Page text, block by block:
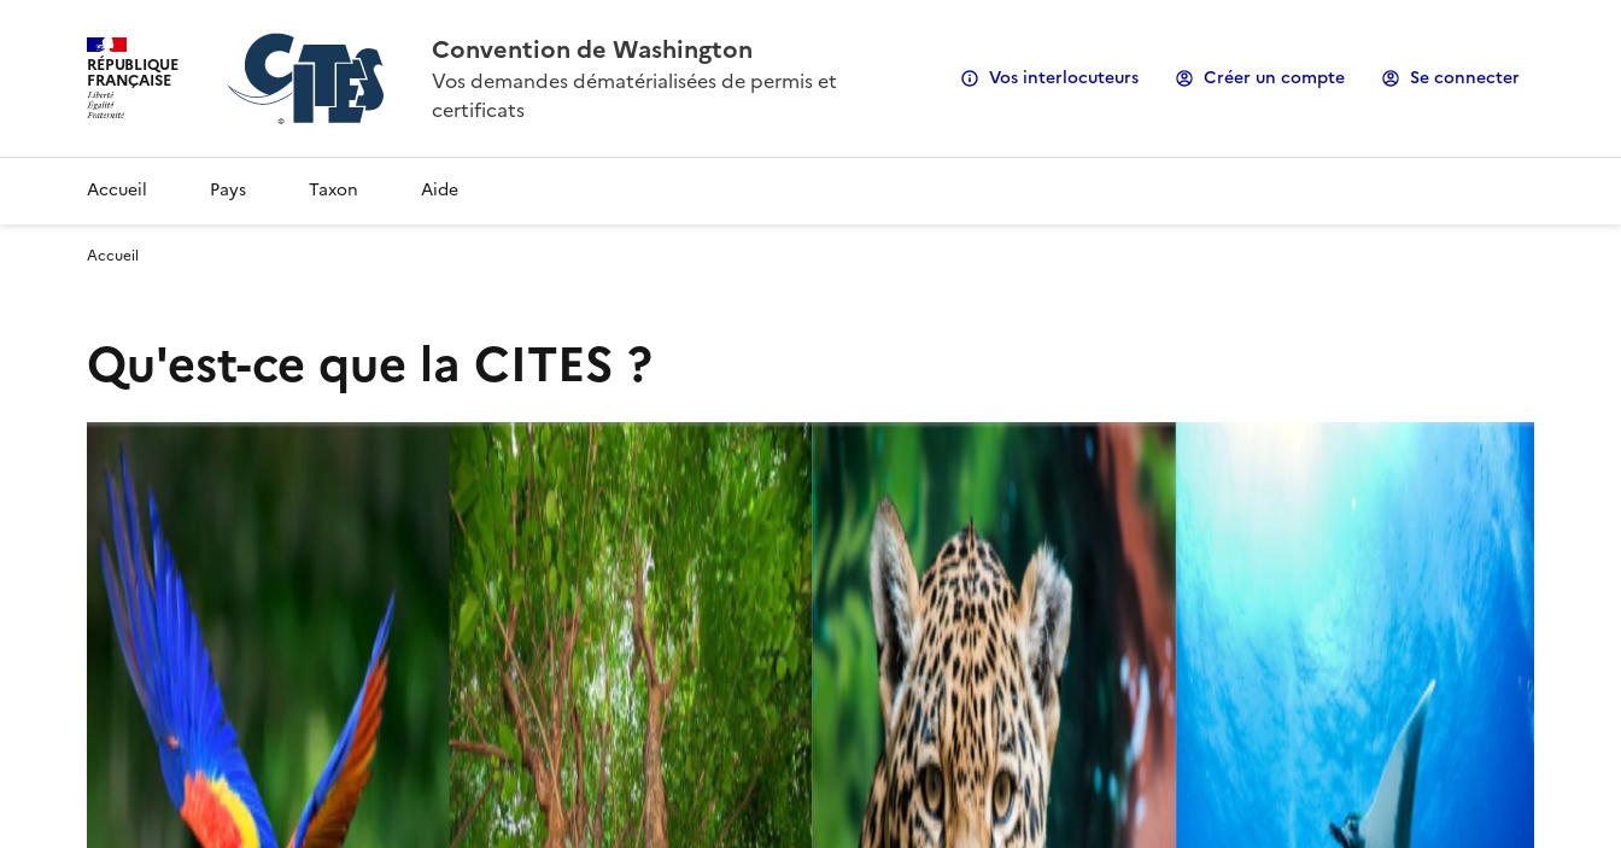
RÉPUBLIQUE
FRANÇAISE
Convention de Washington
Vos demandes dématérialisées de permis et
certificats
Vos interlocuteurs Créer un compte Se connecter
Accueil Pays Taxon Aide
Accueil
Qu'est-ce que la CITES ?